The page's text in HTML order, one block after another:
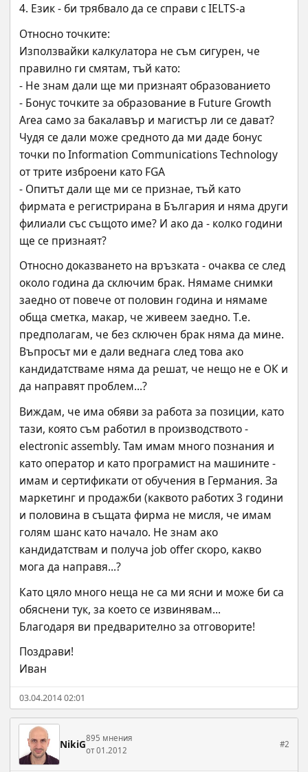
4. Език - би трябвало да се справи с IELTS-а
Относно точките:
Използвайки калкулатора не съм сигурен, че
правилно ги смятам, тъй като:
- Не знам дали ще ми признаят образованието
- Бонус точките за образование в Future Growth
Area само за бакалавър и магистър ли се дават?
Чудя се дали може средното да ми даде бонус
точки по Information Communications Technology
от трите изброени като FGA
- Опитът дали ще ми се признае, тъй като
фирмата е регистрирана в България и няма други
филиали със същото име? И ако да - колко години
ще се признаят?
Относно доказването на връзката - очаква се след
около година да сключим брак. Нямаме снимки
заедно от повече от половин година и нямаме
обща сметка, макар, че живеем заедно. Т.е.
предполагам, че без сключен брак няма да мине.
Въпросът ми е дали веднага след това ако
кандидатстваме няма да решат, че нещо не е ОК и
да направят проблем...?
Виждам, че има обяви за работа за позиции, като
тази, която съм работил в производството -
electronic assembly. Там имам много познания и
като оператор и като програмист на машините -
имам и сертификати от обучения в Германия. За
маркетинг и продажби (каквото работих 3 години
и половина в същата фирма не мисля, че имам
голям шанс като начало. Не знам ако
кандидатствам и получа job offer скоро, какво
мога да направя...?
Като цяло много неща не са ми ясни и може би са
обяснени тук, за което се извинявам...
Благодаря ви предварително за отговорите!
Поздрави!
Иван
03.04.2014 02:01
NikiG895 мнения
от 01.2012
#2